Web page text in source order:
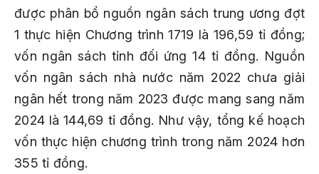
được phân bổ nguồn ngân sách trung ương đợt
1 thực hiện Chương trình 1719 là 196,59 tỉ đồng;
vốn ngân sách tỉnh đối ứng 14 tỉ đồng. Nguồn
vốn ngân sách nhà nước năm 2022 chưa giải
ngân hết trong năm 2023 được mang sang năm
2024 là 144,69 tỉ đồng. Như vậy, tổng kế hoạch
vốn thực hiện chương trình trong năm 2024 hơn
355 tỉ đồng.